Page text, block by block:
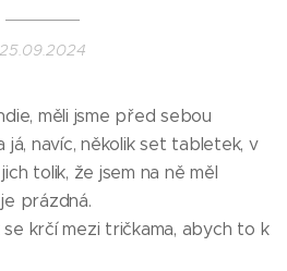
25.09.2024
měli jsme před sebou
navíc, několik set tabletek, v
tolik, že jsem na ně měl
prázdná.
krčí mezi tričkama, abych to k